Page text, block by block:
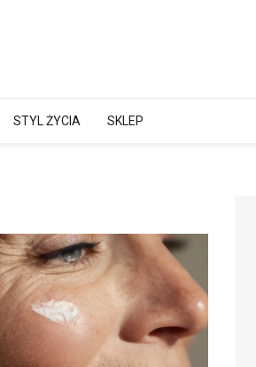
STYL ŻYCIA SKLEP